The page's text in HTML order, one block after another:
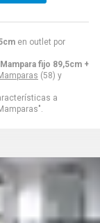
en outlet por
Mampara fijo 89,5cm +
(58) y
a